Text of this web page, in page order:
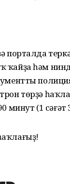
порталда
ҡайҙа һәм
төрҙә
минут (1